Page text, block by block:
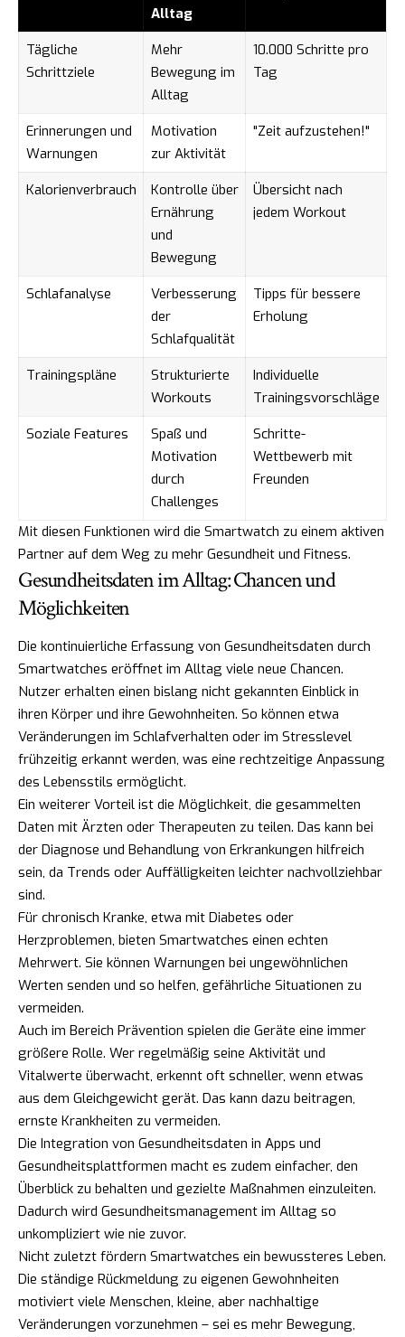
Alltag
Tägliche
Schrittziele
Mehr
Bewegung im
Alltag
10.000 Schritte pro
Tag
Erinnerungen und
Warnungen
Motivation
zur Aktivität
"Zeit aufzustehen!"
Kalorienverbrauch
Kontrolle über
Ernährung
und
Bewegung
Übersicht nach
jedem Workout
Schlafanalyse
Verbesserung
der
Schlafqualität
Tipps für bessere
Erholung
Trainingspläne
Strukturierte
Workouts
Individuelle
Trainingsvorschläge
Soziale Features
Spaß und
Motivation
durch
Challenges
Schritte-
Wettbewerb mit
Freunden
Mit diesen Funktionen wird die Smartwatch zu einem aktiven
Partner auf dem Weg zu mehr Gesundheit und Fitness.
Gesundheitsdaten im Alltag: Chancen und
Möglichkeiten
Die kontinuierliche Erfassung von Gesundheitsdaten durch
Smartwatches eröffnet im Alltag viele neue Chancen.
Nutzer erhalten einen bislang nicht gekannten Einblick in
ihren Körper und ihre Gewohnheiten. So können etwa
Veränderungen im Schlafverhalten oder im Stresslevel
frühzeitig erkannt werden, was eine rechtzeitige Anpassung
des Lebensstils ermöglicht.
Ein weiterer Vorteil ist die Möglichkeit, die gesammelten
Daten mit Ärzten oder Therapeuten zu teilen. Das kann bei
der Diagnose und Behandlung von Erkrankungen hilfreich
sein, da Trends oder Auffälligkeiten leichter nachvollziehbar
sind.
Für chronisch Kranke, etwa mit Diabetes oder
Herzproblemen, bieten Smartwatches einen echten
Mehrwert. Sie können Warnungen bei ungewöhnlichen
Werten senden und so helfen, gefährliche Situationen zu
vermeiden.
Auch im Bereich Prävention spielen die Geräte eine immer
größere Rolle. Wer regelmäßig seine Aktivität und
Vitalwerte überwacht, erkennt oft schneller, wenn etwas
aus dem Gleichgewicht gerät. Das kann dazu beitragen,
ernste Krankheiten zu vermeiden.
Die Integration von Gesundheitsdaten in Apps und
Gesundheitsplattformen macht es zudem einfacher, den
Überblick zu behalten und gezielte Maßnahmen einzuleiten.
Dadurch wird Gesundheitsmanagement im Alltag so
unkompliziert wie nie zuvor.
Nicht zuletzt fördern Smartwatches ein bewussteres Leben.
Die ständige Rückmeldung zu eigenen Gewohnheiten
motiviert viele Menschen, kleine, aber nachhaltige
Veränderungen vorzunehmen – sei es mehr Bewegung,